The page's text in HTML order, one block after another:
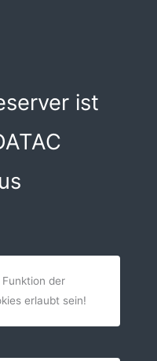
ist
der
erlaubt sein!